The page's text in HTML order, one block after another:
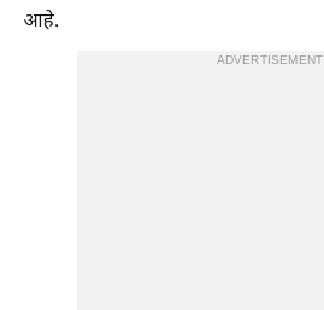
आहे.
ADVERTISEMENT